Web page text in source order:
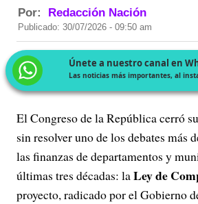
Por: Redacción Nación
Publicado: 30/07/2026 - 09:50 am
Únete a nuestro canal en
Las noticias más importantes, al
El Congreso de la República cerró
sin resolver uno de los debates más
las finanzas de departamentos y
últimas tres décadas: laLey de
proyecto, radicado por el Gobierno